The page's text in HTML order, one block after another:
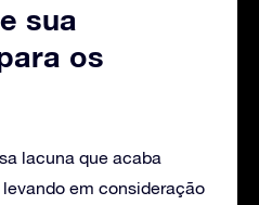
sua
os
lacuna que acaba
em consideração